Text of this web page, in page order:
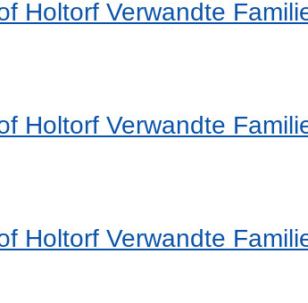
Holtorf Verwandte
Holtorf Verwandte
Holtorf Verwandte